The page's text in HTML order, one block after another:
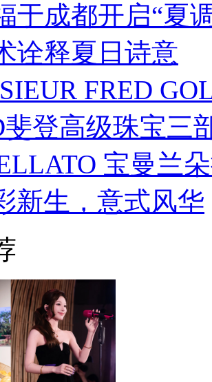
于成都开启“夏
诠释夏日诗意
FRED
斐登高级珠宝三
宝曼兰
新生，意式风华